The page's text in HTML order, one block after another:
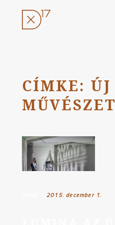
tartalomhoz
CÍMKE: ÚJ
MŰVÉSZET
Posted on:
2015. december 1.